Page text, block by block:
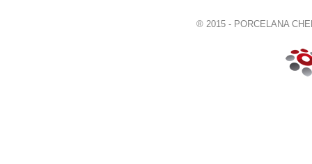
® 2015 - PORCELANA